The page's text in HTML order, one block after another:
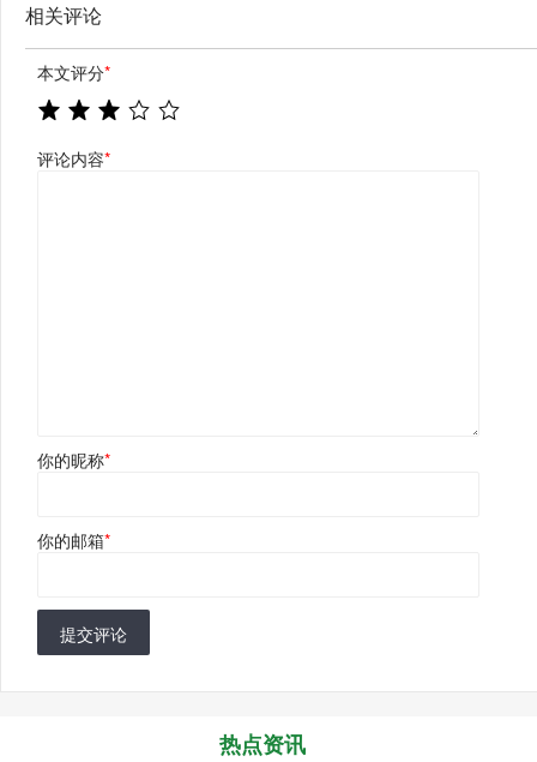
相关评论
本文评分*
评论内容*
你的昵称*
你的邮箱*
提交评论
热点资讯